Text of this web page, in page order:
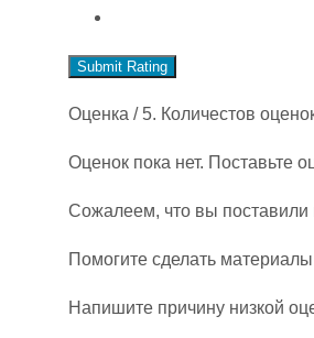
Submit Rating
Оценка / 5. Количестов
Оценок пока нет. Поставьте
Сожалеем, что вы поставили
Помогите сделать
Напишите причину низкой